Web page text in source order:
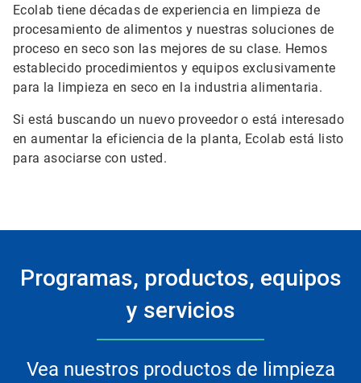
Ecolab tiene décadas de experiencia en limpieza de
procesamiento de alimentos y nuestras soluciones de
proceso en seco son las mejores de su clase. Hemos
establecido procedimientos y equipos exclusivamente
para la limpieza en seco en la industria alimentaria.
Si está buscando un nuevo proveedor o está interesado
en aumentar la eficiencia de la planta, Ecolab está listo
para asociarse con usted.
Programas, productos, equipos
y servicios
Vea nuestros productos de limpieza